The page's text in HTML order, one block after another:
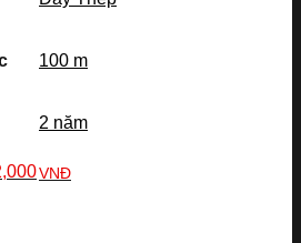
100 m
2 năm
VNĐ